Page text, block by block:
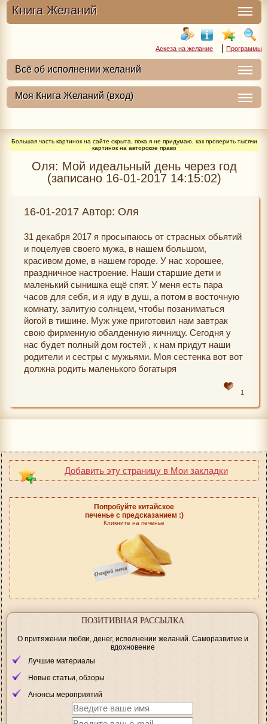
Книга Желаний
Аскеза на желание | Программы
Большая часть картинок на сайте скрыта, пока я не придумаю, как проверить тысячи
картинок на авторское право
Оля: Мой идеальный день через год
(записано 16-01-2017 14:15:02)
16-01-2017 Автор: Оля
31 декабря 2017 я просыпаюсь от страсных обьятий
и поцелуев своего мужа, в нашем большом,
красивом доме, в нашем городе. У нас хорошее,
праздничное настроение. Наши старшие дети и
маленький сынишка ещё спят. У меня есть пара
часов для себя, и я иду в душ, а потом в восточную
комнату, залитую солнцем, чтобы позаниматься
йогой в тишине. Муж уже приготовил нам завтрак
свою фирменную обалденную яичницу. Сегодня у
нас будет полный дом гостей , к нам придут наши
родители и сестры с мужьями. Моя сестенка вот вот
должна родить маленького богатыря
1
Добавить эту страницу в Мои закладки
Попробуйте китайское
печенье с предсказанием :)
Кликните на печенье
ПОЗИТИВНАЯ РАССЫЛКА
О притяжении любви, денег, исполнении желаний. Саморазвитие и
вдохновение
Лучшие материалы
Новые статьи, обзоры
Анонсы мероприятий